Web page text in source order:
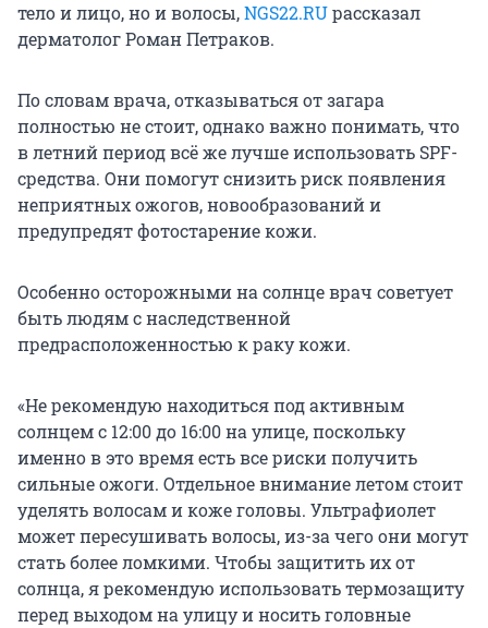
тело и лицо, но и волосы,NGS22.RUрассказал
дерматолог Роман Петраков.
По словам врача, отказываться от загара
полностью не стоит, однако важно понимать, что
в летний период всё же лучше использовать SPF-
средства. Они помогут снизить риск появления
неприятных ожогов, новообразований и
предупредят фотостарение кожи.
Особенно осторожными на солнце врач советует
быть людям с наследственной
предрасположенностью к раку кожи.
«Не рекомендую находиться под активным
солнцем с 12:00 до 16:00 на улице, поскольку
именно в это время есть все риски получить
сильные ожоги. Отдельное внимание летом стоит
уделять волосам и коже головы. Ультрафиолет
может пересушивать волосы, из-за чего они могут
стать более ломкими. Чтобы защитить их от
солнца, я рекомендую использовать термозащиту
перед выходом на улицу и носить головные